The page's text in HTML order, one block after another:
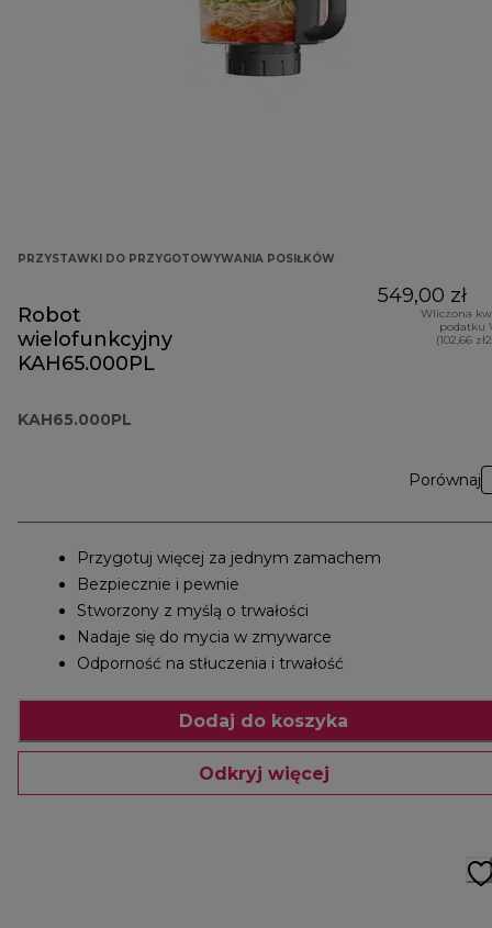
PRZYSTAWKI DO PRZYGOTOWYWANIA POSIŁKÓW
Robot
wielofunkcyjny
KAH65.000PL
KAH65.000PL
549,00 zł
Wliczona
podatku
(102,66
Porównaj
Przygotuj więcej za jednym zamachem
Bezpiecznie i pewnie
Stworzony z myślą o trwałości
Nadaje się do mycia w zmywarce
Odporność na stłuczenia i trwałość
Dodaj do koszyka
Odkryj więcej